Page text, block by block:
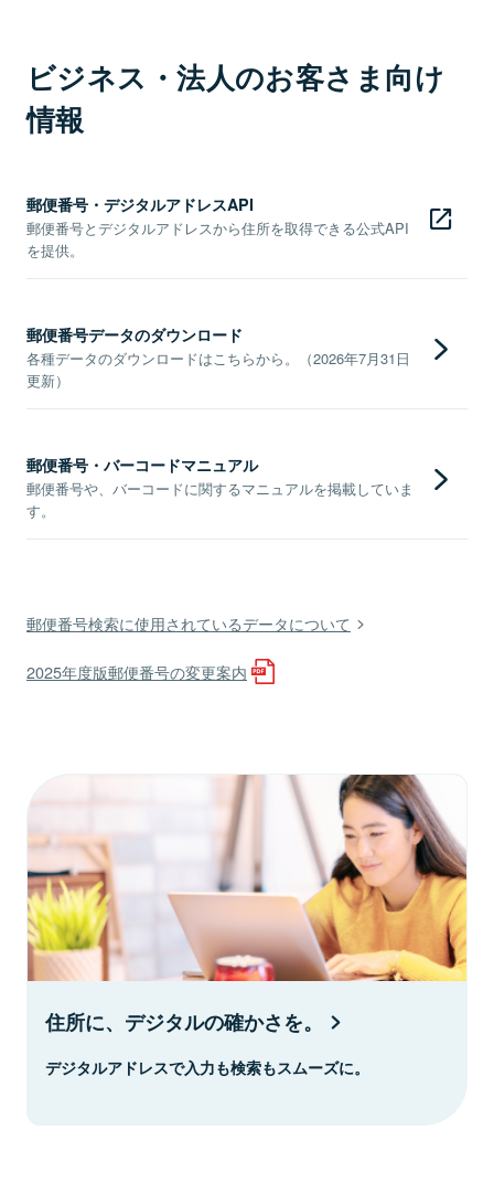
ビジネス・法人のお客さま向け
情報
郵便番号・デジタルアドレスAPI
郵便番号とデジタルアドレスから住所を取得できる公式API
を提供。
郵便番号データのダウンロード
各種データのダウンロードはこちらから。（2026年7月31日
更新）
郵便番号・バーコードマニュアル
郵便番号や、バーコードに関するマニュアルを掲載していま
す。
郵便番号検索に使用されているデータについて
2025年度版郵便番号の変更案内
住所に、デジタルの確かさを。
デジタルアドレスで入力も検索もスムーズに。